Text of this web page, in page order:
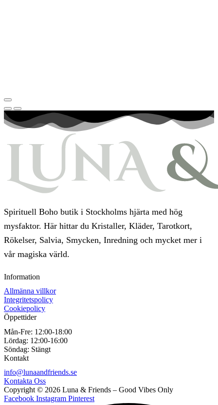
Spirituell Boho butik i Stockholms hjärta med hög
mysfaktor. Här hittar du Kristaller, Kläder, Tarotkort,
Rökelser, Salvia, Smycken, Inredning och mycket mer i
vår magiska värld.
Information
Allmänna villkor
Integritetspolicy
Cookiepolicy
Öppettider
Mån-Fre: 12:00-18:00
Lördag: 12:00-16:00
Söndag: Stängt
Kontakt
info@lunaandfriends.se
Kontakta Oss
Copyright © 2026 Luna & Friends – Good Vibes Only
Facebook Instagram Pinterest